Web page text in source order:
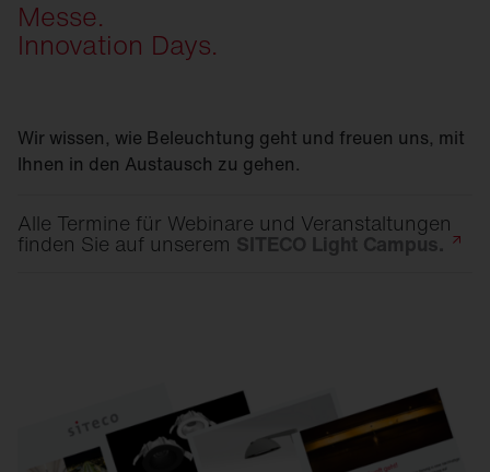
Messe.
Innovation Days.
Wir wissen, wie Beleuchtung geht und freuen uns, mit
Ihnen in den Austausch zu gehen.
Alle Termine für Webinare und Veranstaltungen
finden Sie auf unserem SITECO Light Campus.